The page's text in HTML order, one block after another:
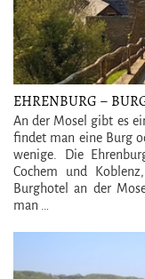
EHRENBURG –
An der Mosel gibt es
findet man eine Burg
wenige. Die
Cochem und
Burghotel an der
man …